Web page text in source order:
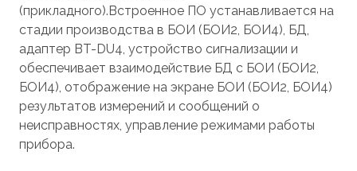
(прикладного).Встроенное ПО устанавливается на
стадии производства в БОИ (БОИ2, БОИ4), БД,
адаптер BT-DU4, устройство сигнализации и
обеспечивает взаимодействие БД с БОИ (БОИ2,
БОИ4), отображение на экране БОИ (БОИ2, БОИ4)
результатов измерений и сообщений о
неисправностях, управление режимами работы
прибора.